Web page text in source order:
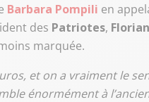
Barbara Pompili en
des Patriotes, Florian
marquée.
et on a vraiment le
énormément à